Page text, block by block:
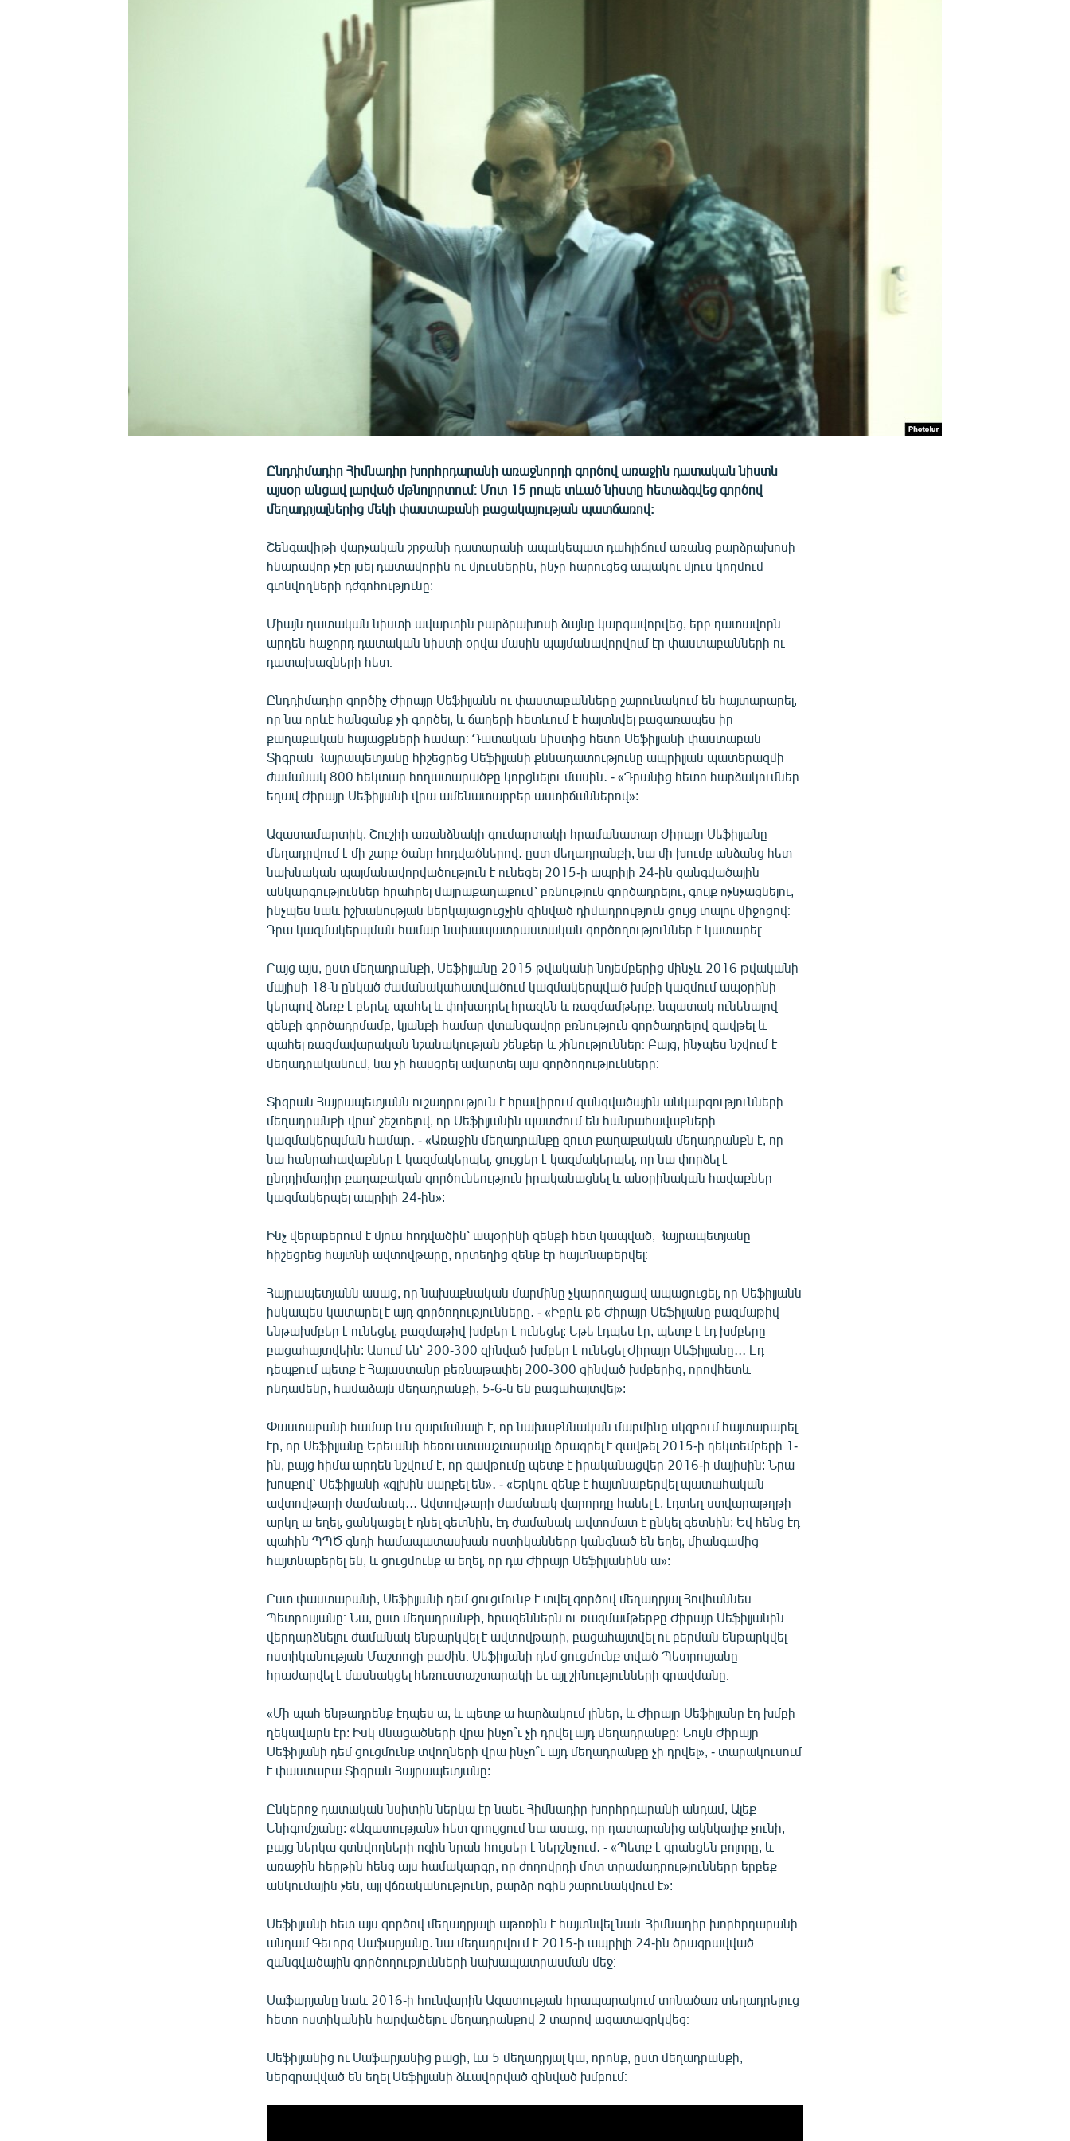
Ընդդիմադիր Հիմնադիր խորհրդարանի առաջնորդի գործով առաջին դատական նիստն
այսօր անցավ լարված մթնոլորտում։ Մոտ 15 րոպե տևած նիստը հետաձգվեց գործով
մեղադրյալներից մեկի փաստաբանի բացակայության պատճառով:
Շենգավիթի վարչական շրջանի դատարանի ապակեպատ դահլիճում առանց բարձրախոսի
հնարավոր չէր լսել դատավորին ու մյուսներին, ինչը հարուցեց ապակու մյուս կողմում
գտնվողների դժգոհությունը:
Միայն դատական նիստի ավարտին բարձրախոսի ձայնը կարգավորվեց, երբ դատավորն
արդեն հաջորդ դատական նիստի օրվա մասին պայմանավորվում էր փաստաբանների ու
դատախազների հետ։
Ընդդիմադիր գործիչ Ժիրայր Սեֆիլյանն ու փաստաբանները շարունակում են հայտարարել,
որ նա որևէ հանցանք չի գործել, և ճաղերի հետևում է հայտնվել բացառապես իր
քաղաքական հայացքների համար։ Դատական նիստից հետո Սեֆիլյանի փաստաբան
Տիգրան Հայրապետյանը հիշեցրեց Սեֆիլյանի քննադատությունը ապրիլյան պատերազմի
ժամանակ 800 հեկտար հողատարածքը կորցնելու մասին․ - «Դրանից հետո հարձակումներ
եղավ Ժիրայր Սեֆիլյանի վրա ամենատարբեր աստիճաններով»:
Ազատամարտիկ, Շուշիի առանձնակի գումարտակի հրամանատար Ժիրայր Սեֆիլյանը
մեղադրվում է մի շարք ծանր հոդվածներով․ ըստ մեղադրանքի, նա մի խումբ անձանց հետ
նախնական պայմանավորվածություն է ունեցել 2015-ի ապրիլի 24-ին զանգվածային
անկարգություններ հրահրել մայրաքաղաքում՝ բռնություն գործադրելու, գույք ոչնչացնելու,
ինչպես նաև իշխանության ներկայացուցչին զինված դիմադրություն ցույց տալու միջոցով։
Դրա կազմակերպման համար նախապատրաստական գործողություններ է կատարել։
Բայց այս, ըստ մեղադրանքի, Սեֆիլյանը 2015 թվականի նոյեմբերից մինչև 2016 թվականի
մայիսի 18-ն ընկած ժամանակահատվածում կազմակերպված խմբի կազմում ապօրինի
կերպով ձեռք է բերել, պահել և փոխադրել հրազեն և ռազմամթերք, նպատակ ունենալով
զենքի գործադրմամբ, կյանքի համար վտանգավոր բռնություն գործադրելով զավթել և
պահել ռազմավարական նշանակության շենքեր և շինություններ։ Բայց, ինչպես նշվում է
մեղադրականում, նա չի հասցրել ավարտել այս գործողությունները։
Տիգրան Հայրապետյանն ուշադրություն է հրավիրում զանգվածային անկարգությունների
մեղադրանքի վրա՝ շեշտելով, որ Սեֆիլյանին պատժում են հանրահավաքների
կազմակերպման համար․ - «Առաջին մեղադրանքը զուտ քաղաքական մեղադրանքն է, որ
նա հանրահավաքներ է կազմակերպել, ցույցեր է կազմակերպել, որ նա փորձել է
ընդդիմադիր քաղաքական գործունեություն իրականացնել և անօրինական հավաքներ
կազմակերպել ապրիլի 24-ին»:
Ինչ վերաբերում է մյուս հոդվածին՝ ապօրինի զենքի հետ կապված, Հայրապետյանը
հիշեցրեց հայտնի ավտովթարը, որտեղից զենք էր հայտնաբերվել։
Հայրապետյանն ասաց, որ նախաքնական մարմինը չկարողացավ ապացուցել, որ Սեֆիլյանն
իսկապես կատարել է այդ գործողությունները․ - «Իբրև թե Ժիրայր Սեֆիլյանը բազմաթիվ
ենթախմբեր է ունեցել, բազմաթիվ խմբեր է ունեցել: Եթե էդպես էր, պետք է էդ խմբերը
բացահայտվեին: Ասում են՝ 200-300 զինված խմբեր է ունեցել Ժիրայր Սեֆիլյանը․․․ Էդ
դեպքում պետք է Հայաստանը բեռնաթափել 200-300 զինված խմբերից, որովհետև
ընդամենը, համաձայն մեղադրանքի, 5-6-ն են բացահայտվել»:
Փաստաբանի համար ևս զարմանալի է, որ նախաքննական մարմինը սկզբում հայտարարել
էր, որ Սեֆիլյանը Երեւանի հեռուստաաշտարակը ծրագրել է զավթել 2015-ի դեկտեմբերի 1-
ին, բայց հիմա արդեն նշվում է, որ զավթումը պետք է իրականացվեր 2016-ի մայիսին: Նրա
խոսքով՝ Սեֆիլյանի «գլխին սարքել են»․ - «Երկու զենք է հայտնաբերվել պատահական
ավտովթարի ժամանակ․․․ Ավտովթարի ժամանակ վարորդը հանել է, էդտեղ ստվարաթղթի
արկղ ա եղել, ցանկացել է դնել գետնին, էդ ժամանակ ավտոմատ է ընկել գետնին: Եվ հենց էդ
պահին ՊՊԾ գնդի համապատասխան ոստիկանները կանգնած են եղել, միանգամից
հայտնաբերել են, և ցուցմունք ա եղել, որ դա Ժիրայր Սեֆիլյանինն ա»:
Ըստ փաստաբանի, Սեֆիլյանի դեմ ցուցմունք է տվել գործով մեղադրյալ Հովհաննես
Պետրոսյանը։ Նա, ըստ մեղադրանքի, հրազեններն ու ռազմամթերքը Ժիրայր Սեֆիլյանին
վերդարձնելու ժամանակ ենթարկվել է ավտովթարի, բացահայտվել ու բերման ենթարկվել
ոստիկանության Մաշտոցի բաժին։ Սեֆիլյանի դեմ ցուցմունք տված Պետրոսյանը
հրաժարվել է մասնակցել հեռուստաշտարակի եւ այլ շինությունների գրավմանը։
«Մի պահ ենթադրենք էդպես ա, և պետք ա հարձակում լիներ, և Ժիրայր Սեֆիլյանը էդ խմբի
ղեկավարն էր: Իսկ մնացածների վրա ինչո՞ւ չի դրվել այդ մեղադրանքը: Նույն Ժիրայր
Սեֆիլյանի դեմ ցուցմունք տվողների վրա ինչո՞ւ այդ մեղադրանքը չի դրվել», - տարակուսում
է փաստաբա Տիգրան Հայրապետյանը:
Ընկերոջ դատական նսիտին ներկա էր նաեւ Հիմնադիր խորհրդարանի անդամ, Ալեք
Ենիգոմշյանը: «Ազատության» հետ զրույցում նա ասաց, որ դատարանից ակնկալիք չունի,
բայց ներկա գտնվողների ոգին նրան հույսեր է ներշնչում․ - «Պետք է գրանցեն բոլորը, և
առաջին հերթին հենց այս համակարգը, որ ժողովրդի մոտ տրամադրությունները երբեք
անկումային չեն, այլ վճռականությունը, բարձր ոգին շարունակվում է»:
Սեֆիլյանի հետ այս գործով մեղադրյալի աթոռին է հայտնվել նաև Հիմնադիր խորհրդարանի
անդամ Գեւորգ Սաֆարյանը․ նա մեղադրվում է 2015-ի ապրիլի 24-ին ծրագրավված
զանգվածային գործողությունների նախապատրասման մեջ։
Սաֆարյանը նաև 2016-ի հունվարին Ազատության հրապարակում տոնածառ տեղադրելուց
հետո ոստիկանին հարվածելու մեղադրանքով 2 տարով ազատազրկվեց։
Սեֆիլյանից ու Սաֆարյանից բացի, ևս 5 մեղադրյալ կա, որոնք, ըստ մեղադրանքի,
ներգրավված են եղել Սեֆիլյանի ձևավորված զինված խմբում։